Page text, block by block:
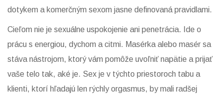
dotykem a komerčným sexom jasne definovaná pravidlami.
Cieľom nie je sexuálne uspokojenie ani penetrácia. Ide o
prácu s energiou, dychom a citmi. Masérka alebo masér sa
stáva nástrojom, ktorý vám pomôže uvoľniť napätie a prijať
vaše telo tak, aké je. Sex je v týchto priestoroch tabu a
klienti, ktorí hľadajú len rýchly orgasmus, by mali radšej